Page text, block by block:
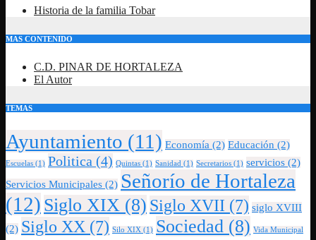
Historia de la familia Tobar
MAS CONTENIDO
C.D. PINAR DE HORTALEZA
El Autor
TEMAS
Ayuntamiento (11) Economía (2) Educación (2)
Escuelas (1) Politica (4) Quintas (1) Sanidad (1) Secretarios (1) servicios (2)
Servicios Municipales (2) Señorío de Hortaleza
(12) Siglo XIX (8) Siglo XVII (7) siglo XVIII
(2) Siglo XX (7) Silo XIX (1) Sociedad (8) Vida Municipal